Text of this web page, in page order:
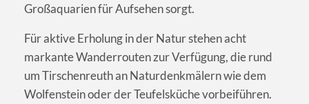
Großaquarien für Aufsehen sorgt.
Für aktive Erholung in der Natur stehen acht
markante Wanderrouten zur Verfügung, die rund
um Tirschenreuth an Naturdenkmälern wie dem
Wolfenstein oder der Teufelsküche vorbeiführen.